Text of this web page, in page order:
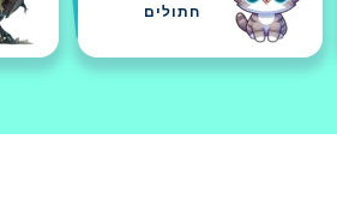
חתולים